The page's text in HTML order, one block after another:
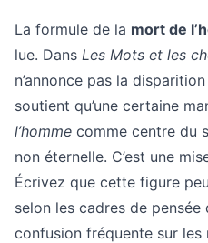
La formule de la mort de
lue. Dans Les Mots et les
n’annonce pas la
soutient qu’une certaine
l’homme comme centre du
non éternelle. C’est une
Écrivez que cette figure
selon les cadres de pensée
confusion fréquente sur les